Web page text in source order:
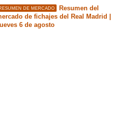
DE MERCADO
Resumen del
de fichajes del Real Madrid |
6 de agosto